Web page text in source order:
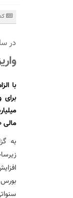
در سال 1401
واریز 603 همت سود جاری شرکت
با
مالی 1400 ، بالغ بر603 همت از مبلغ مذکور واریز شد.
به
بورس